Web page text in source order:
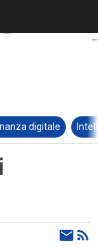
digitale